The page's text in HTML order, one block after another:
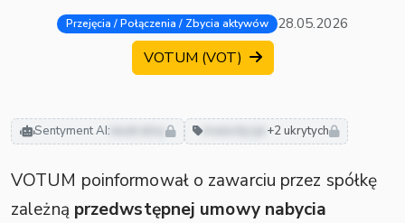
Przejęcia / Połączenia / Zbycia aktywów 28.05.2026
VOTUM (VOT)
Sentyment AI: neutralny +2 ukrytych
VOTUM poinformował o zawarciu przez spółkę
zależną przedwstępnej umowy nabycia